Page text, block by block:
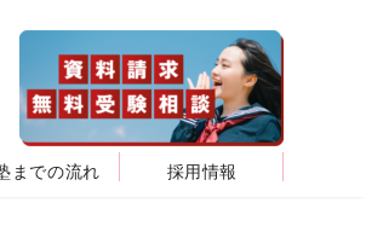
までの流れ 採用情報